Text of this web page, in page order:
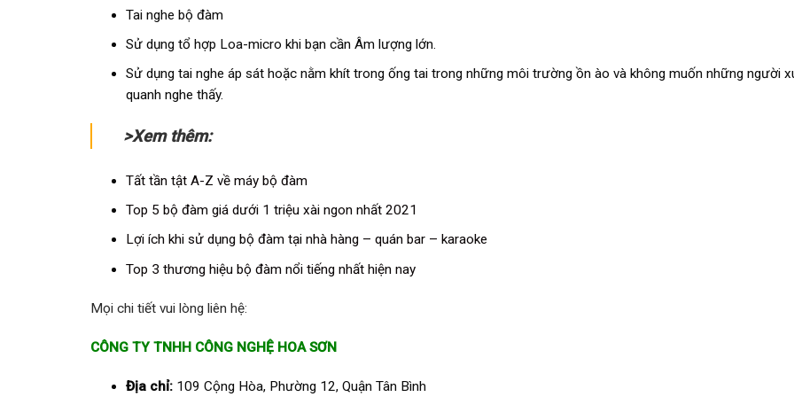
Tai nghe bộ đàm
Sử dụng tổ hợp Loa-micro khi bạn cần Âm lượng lớn.
Sử dụng tai nghe áp sát hoặc nằm khít trong ống tai trong những môi trường ồn ào và không muốn những người
quanh nghe thấy.
>Xem thêm:
Tất tần tật A-Z về máy bộ đàm
Top 5 bộ đàm giá dưới 1 triệu xài ngon nhất 2021
Lợi ích khi sử dụng bộ đàm tại nhà hàng – quán bar – karaoke
Top 3 thương hiệu bộ đàm nổi tiếng nhất hiện nay
Mọi chi tiết vui lòng liên hệ:
CÔNG TY TNHH CÔNG NGHỆ HOA SƠN
Địa chỉ:109 Cộng Hòa, Phường 12, Quận Tân Bình